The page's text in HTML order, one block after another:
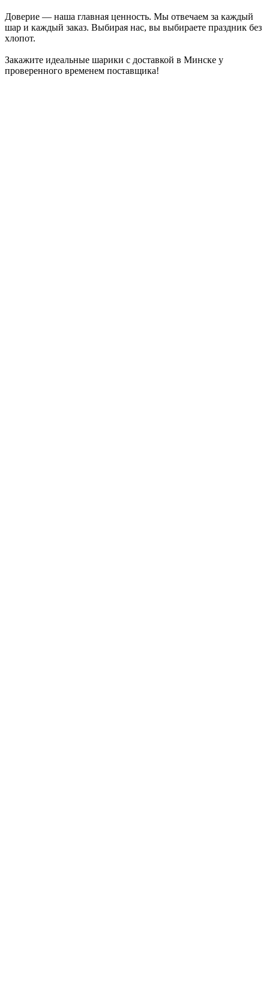
Доверие — наша главная ценность. Мы отвечаем за каждый
шар и каждый заказ. Выбирая нас, вы выбираете праздник без
хлопот.
Закажите идеальные шарики с доставкой в Минске у
проверенного временем поставщика!